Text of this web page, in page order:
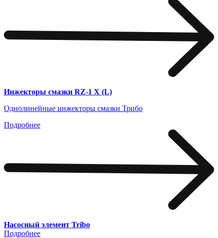
Инжекторы смазки RZ-1 X (L)
Однолинейные инжекторы смазки Трибо
Подробнее
Насосный элемент Tribo
Подробнее